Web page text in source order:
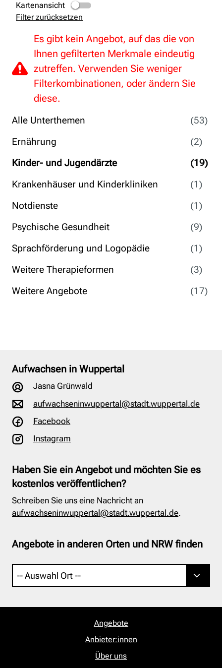
Alle Unterthemen
(53)
Ernährung
(2)
Kinder- und Jugendärzte
(19)
Krankenhäuser und Kinderkliniken
(1)
Notdienste
(1)
Psychische Gesundheit
(9)
Sprachförderung und Logopädie
(1)
Weitere Therapieformen
(3)
Weitere Angebote
(17)
Kartenansicht
Filter zurücksetzen
Es gibt kein Angebot, auf das die von
Ihnen gefilterten Merkmale eindeutig
zutreffen. Verwenden Sie weniger
Filterkombinationen, oder ändern Sie
diese.
Aufwachsen in Wuppertal
Jasna Grünwald
aufwachseninwuppertal@stadt.wuppertal.de
Facebook
Instagram
Haben Sie ein Angebot und möchten Sie es
kostenlos veröffentlichen?
Schreiben Sie uns eine Nachricht an
aufwachseninwuppertal@stadt.wuppertal.de.
Angebote in anderen Orten und NRW finden
Angebote
Anbieter:innen
Über uns